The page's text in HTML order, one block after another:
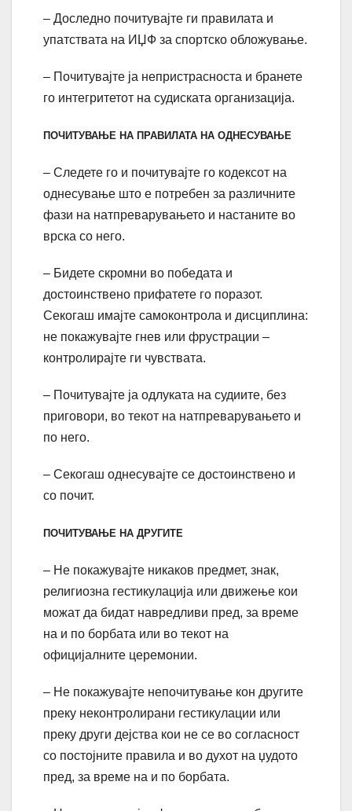
– Доследно почитувајте ги правилата и
упатствата на ИЏФ за спортско обложување.
– Почитувајте ја непристрасноста и бранете
го интегритетот на судиската организација.
ПОЧИТУВАЊЕ НА ПРАВИЛАТА НА ОДНЕСУВАЊЕ
– Следете го и почитувајте го кодексот на
однесување што е потребен за различните
фази на натпреварувањето и настаните во
врска со него.
– Бидете скромни во победата и
достоинствено прифатете го поразот.
Секогаш имајте самоконтрола и дисциплина:
не покажувајте гнев или фрустрации –
контролирајте ги чувствата.
– Почитувајте ја одлуката на судиите, без
приговори, во текот на натпреварувањето и
по него.
– Секогаш однесувајте се достоинствено и
со почит.
ПОЧИТУВАЊЕ НА ДРУГИТЕ
– Не покажувајте никаков предмет, знак,
религиозна гестикулација или движење кои
можат да бидат навредливи пред, за време
на и по борбата или во текот на
официјалните церемонии.
– Не покажувајте непочитување кон другите
преку неконтролирани гестикулации или
преку други дејства кои не се во согласност
со постојните правила и во духот на џудото
пред, за време на и по борбата.